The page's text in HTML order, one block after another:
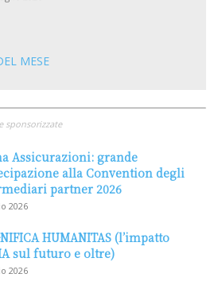
MESE
sponsorizzate
Assicurazioni: grande
alla Convention degli
partner 2026
2026
HUMANITAS (l’impatto
sul futuro e oltre)
2026